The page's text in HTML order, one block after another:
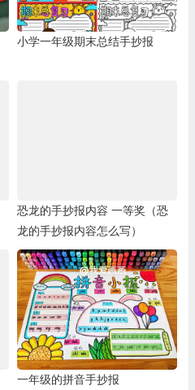
小学一年级期末总结手抄报
恐龙的手抄报内容 一等奖（恐
龙的手抄报内容怎么写）
一年级的拼音手抄报